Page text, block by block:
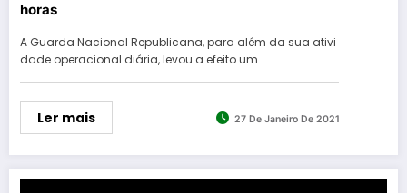
horas
A Guarda Nacional Republicana, para além da sua ativi
dade operacional diária, levou a efeito um…
Ler mais 27 De Janeiro De 2021